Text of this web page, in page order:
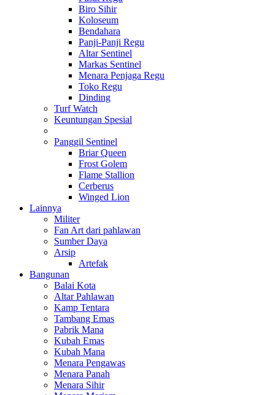
Biro Sihir
Koloseum
Bendahara
Panji-Panji Regu
Altar Sentinel
Markas Sentinel
Menara Penjaga Regu
Toko Regu
Dinding
Turf Watch
Keuntungan Spesial
Panggil Sentinel
Briar Queen
Frost Golem
Flame Stallion
Cerberus
Winged Lion
Lainnya
Militer
Fan Art dari pahlawan
Sumber Daya
Arsip
Artefak
Bangunan
Balai Kota
Altar Pahlawan
Kamp Tentara
Tambang Emas
Pabrik Mana
Kubah Emas
Kubah Mana
Menara Pengawas
Menara Panah
Menara Sihir